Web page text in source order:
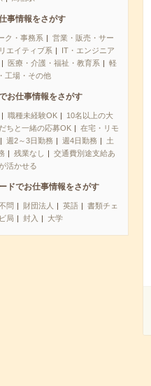
事情報をさがす
ク・事務系
営業・販売・サー
エイティブ系
IT・エンジニア
医療・介護・福祉・教育系
軽
工場・その他
お仕事情報をさがす
職種未経験OK
10名以上の大
ちと一緒の応募OK
在宅・リモ
週2～3日勤務 週4日勤務
土
残業なし
交通費別途支給あ
活かせる
ドでお仕事情報をさがす
問 財団法人 英語
書類チェ
局 封入 大学